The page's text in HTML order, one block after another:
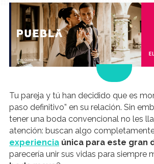
Tu pareja y tú han decidido que es
paso definitivo” en su relación. Sin
tener una boda convencional no les
atención: buscan algo
experienciaúnica para este gran
parecería unir sus vidas para siempre